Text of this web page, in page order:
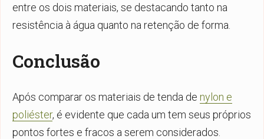
entre os dois materiais, se destacando tanto na
resistência à água quanto na retenção de forma.
Conclusão
Após comparar os materiais de tenda de nylon e
poliéster, é evidente que cada um tem seus próprios
pontos fortes e fracos a serem considerados.